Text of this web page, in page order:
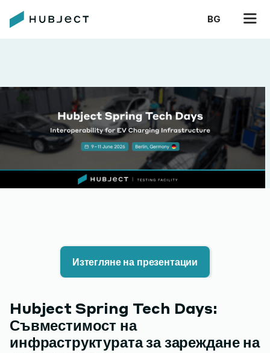
BG
Изтегляне на презентации
Hubject Spring Tech Days:
Съвместимост на
инфраструктурата за зареждане на